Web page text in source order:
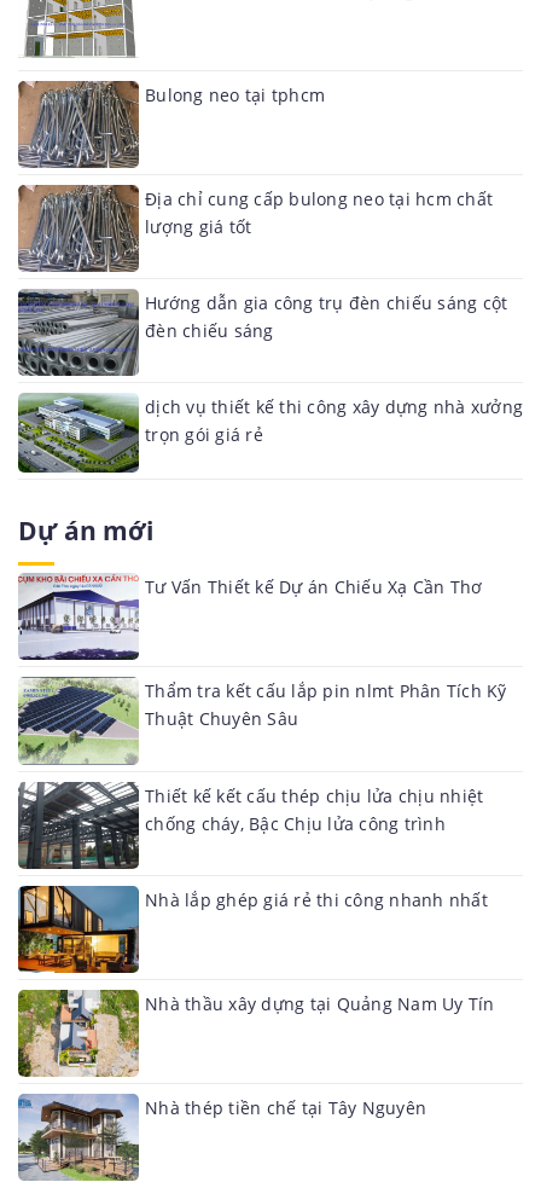
Bulong neo tại tphcm
Địa chỉ cung cấp bulong neo tại hcm chất
lượng giá tốt
Hướng dẫn gia công trụ đèn chiếu sáng cột
đèn chiếu sáng
dịch vụ thiết kế thi công xây dựng nhà xưởng
trọn gói giá rẻ
Dự án mới
Tư Vấn Thiết kế Dự án Chiếu Xạ Cần Thơ
Thẩm tra kết cấu lắp pin nlmt Phân Tích Kỹ
Thuật Chuyên Sâu
Thiết kế kết cấu thép chịu lửa chịu nhiệt
chống cháy, Bậc Chịu lửa công trình
Nhà lắp ghép giá rẻ thi công nhanh nhất
Nhà thầu xây dựng tại Quảng Nam Uy Tín
Nhà thép tiền chế tại Tây Nguyên